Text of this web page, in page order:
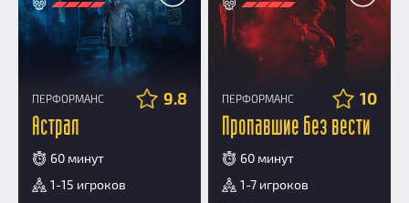
ПЕРФОРМАНС 9.8
Астрал
60 минут
1-15 игроков
ПЕРФОРМАНС 10
Пропавшие без вести
60 минут
1-7 игроков